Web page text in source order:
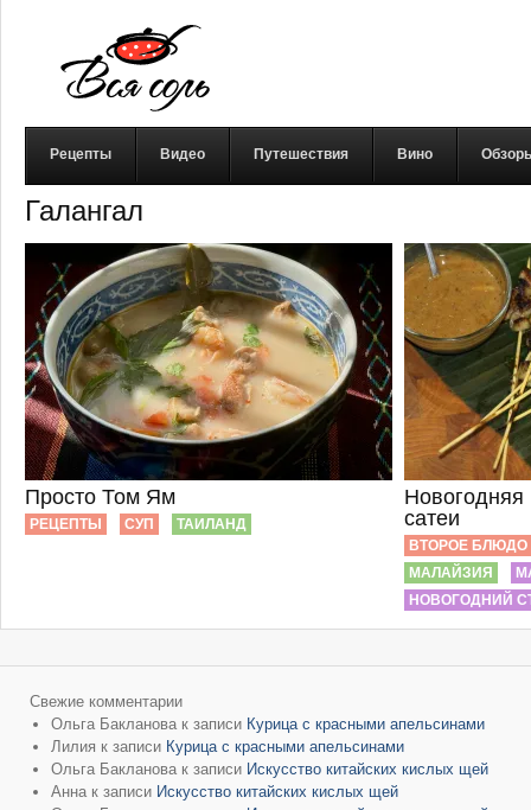
Рецепты Видео Путешествия Вино
Галангал
Просто Том Ям
РЕЦЕПТЫ СУП ТАИЛАНД
Новогодняя
сатеи
ВТОРОЕ БЛЮДО
МАЛАЙЗИЯ
НОВОГОДНИЙ
Свежие комментарии
Ольга Бакланова к записи Курица с красными апельсинами
Лилия к записи Курица с красными апельсинами
Ольга Бакланова к записи Искусство китайских кислых щей
Анна к записи Искусство китайских кислых щей